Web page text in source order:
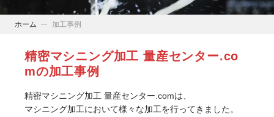
ホーム 加工事例
精密マシニング加工 量産センター.co
mの加工事例
精密マシニング加工 量産センター.comは、
マシニング加工において様々な加工を行ってきました。